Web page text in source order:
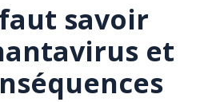
savoir
et